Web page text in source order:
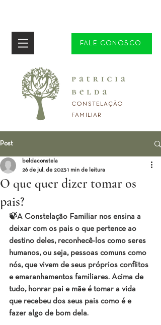
FALE CONOSCO
CONSTELAÇÃO
FAMILIAR
Post
O que quer dizer tomar os
pais?
beldaconstela
26 de jul. de 2023 1 min de leitura
🍃A Constelação Familiar nos ensina a
deixar com os pais o que pertence ao
destino deles, reconhecê-los como seres
humanos, ou seja, pessoas comuns como
nós, que vivem de seus próprios conflitos
e emaranhamentos familiares. Acima de
tudo, honrar pai e mãe é tomar a vida
que recebeu dos seus pais como é e
fazer algo de bom dela.